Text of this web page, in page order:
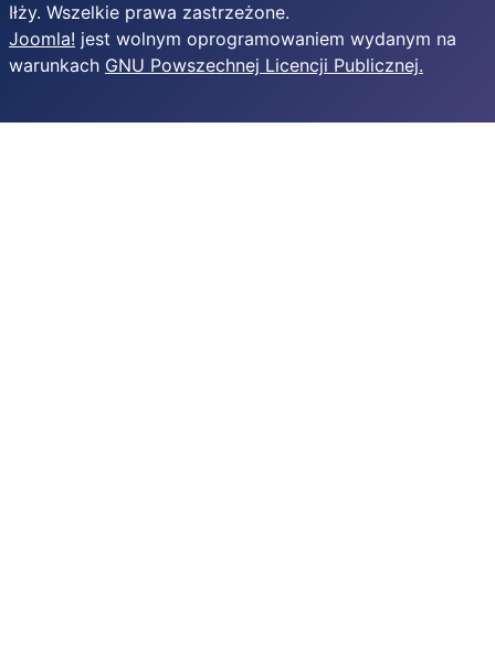
Iłży. Wszelkie prawa zastrzeżone.
Joomla! jest wolnym oprogramowaniem wydanym na
warunkach GNU Powszechnej Licencji Publicznej.